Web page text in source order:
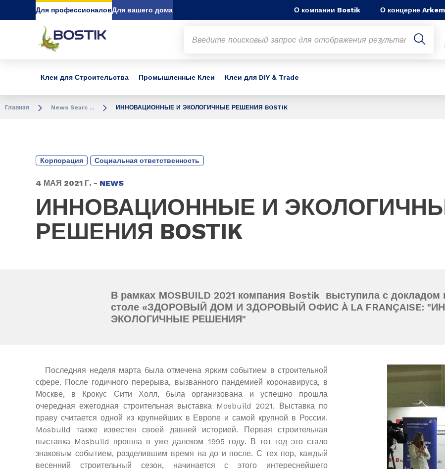
Go to content Go to navigation Go to search
Для профессионаловДля вашего дома О компании Bostik О концерне
Клеи для Строительства Промышленные Клеи Клеи для DIY & Trade
Главная News Searc ... ИННОВАЦИОННЫЕ И ЭКОЛОГИЧНЫЕ РЕШЕНИЯ BOSTIK
Корпорация Социальная ответственность
4 МАЯ 2021 Г. - NEWS
ИННОВАЦИОННЫЕ И
РЕШЕНИЯ BOSTIK
В рамках MOSBUILD 2021 компания Bostik выступила с докладом
столе «ЗДОРОВЫЙ ДОМ И ЗДОРОВЫЙ ОФИС À LA FRANÇAISE:
ЭКОЛОГИЧНЫЕ РЕШЕНИЯ"
Последняя неделя марта была отмечена ярким событием в строительной
сфере. После годичного перерыва, вызванного пандемией коронавируса, в
Москве, в Крокус Сити Холл, была организована и успешно прошла
очередная ежегодная строительная выставка Mosbuild 2021. Выставка по
праву считается одной из крупнейших в Европе и самой крупной в России.
Mosbuild также известен своей давней историей. Первая строительная
выставка Mosbuild прошла в уже далеком 1995 году. В тот год это стало
знаковым событием, разделившим время на до и после. С тех пор, каждый
весенний строительный сезон, начинается с этого интереснейшего